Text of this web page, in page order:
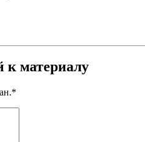
материалу
*